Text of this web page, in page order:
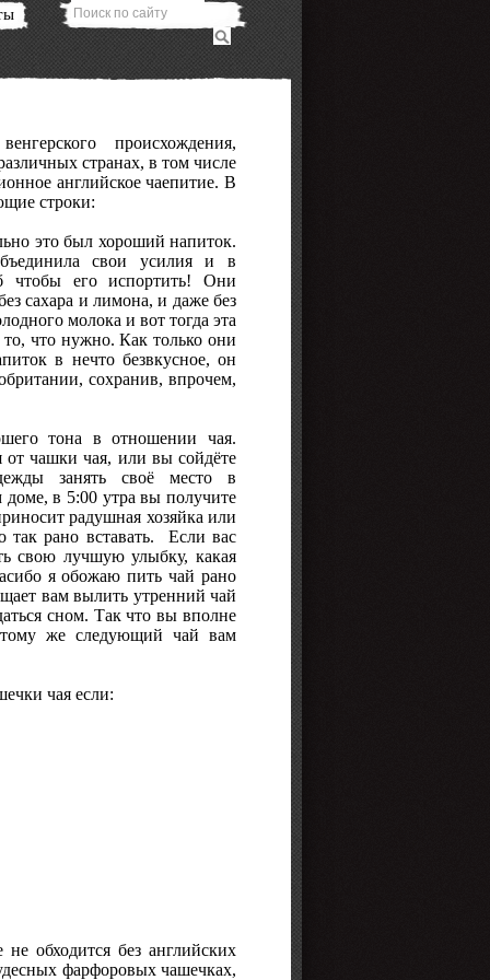
происхождения,
странах, в том числе
английское чаепитие. В
строки:
это был хороший напиток.
свои усилия и в
чтобы его испортить! Они
сахара и лимона, и даже без
молока и вот тогда эта
то, что нужно. Как только они
в нечто безвкусное, он
сохранив, впрочем,
тона в отношении чая.
от чашки чая, или вы сойдёте
занять своё место в
в 5:00 утра вы получите
радушная хозяйка или
так рано вставать. Если вас
свою лучшую улыбку, какая
я обожаю пить чай рано
вам вылить утренний чай
сном. Так что вы вполне
тому же следующий чай вам
чая если:
обходится без английских
фарфоровых чашечках,